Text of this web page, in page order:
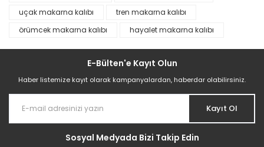
uçak makarna kalıbı
tren makarna kalıbı
örümcek makarna kalıbı
hayalet makarna kalıbı
E-Bülten'e Kayıt Olun
Haber listemize kayıt olarak kampanyalardan, haberdar olabilirsiniz.
Kayıt Ol
Sosyal Medyada Bizi Takip Edin